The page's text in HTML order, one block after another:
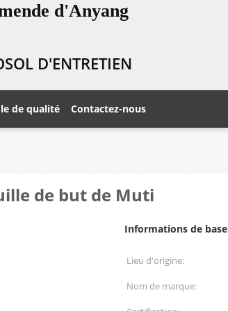
d'Anyang
D'ENTRETIEN
de qualité Contactez-nous
de but de Muti
Informations de base
Lieu d'origine:
Nom de marque: